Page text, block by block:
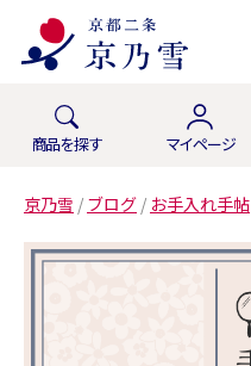
商品を探す マイページ
京乃雪 / ブログ / お手入れ手帖